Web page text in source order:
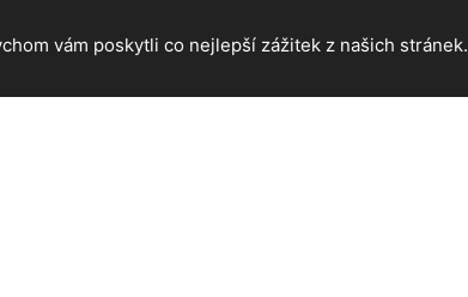
vám poskytli co nejlepší zážitek z našich stránek.